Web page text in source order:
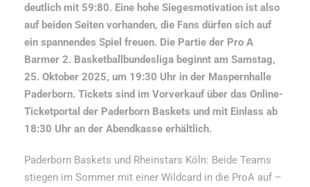
deutlich mit 59:80. Eine hohe Siegesmotivation ist also
auf beiden Seiten vorhanden, die Fans dürfen sich auf
ein spannendes Spiel freuen. Die Partie der Pro A
Barmer 2. Basketballbundesliga beginnt am Samstag,
25. Oktober 2025, um 19:30 Uhr in der Maspernhalle
Paderborn. Tickets sind im Vorverkauf über das Online-
Ticketportal der Paderborn Baskets und mit Einlass ab
18:30 Uhr an der Abendkasse erhältlich.
Paderborn Baskets und Rheinstars Köln: Beide Teams
stiegen im Sommer mit einer Wildcard in die ProA auf –